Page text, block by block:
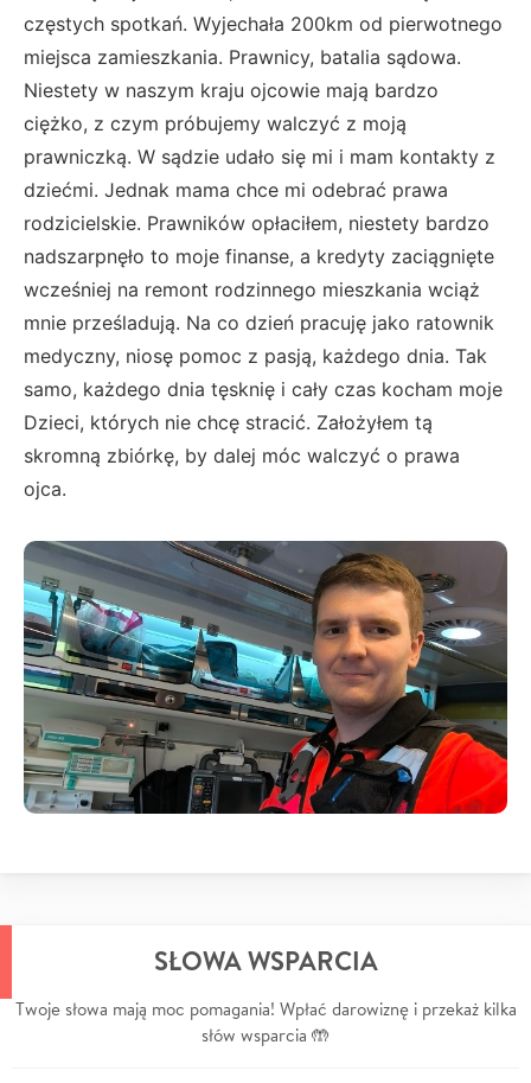
częstych spotkań. Wyjechała 200km od pierwotnego
miejsca zamieszkania. Prawnicy, batalia sądowa.
Niestety w naszym kraju ojcowie mają bardzo
ciężko, z czym próbujemy walczyć z moją
prawniczką. W sądzie udało się mi i mam kontakty z
dziećmi. Jednak mama chce mi odebrać prawa
rodzicielskie. Prawników opłaciłem, niestety bardzo
nadszarpnęło to moje finanse, a kredyty zaciągnięte
wcześniej na remont rodzinnego mieszkania wciąż
mnie prześladują. Na co dzień pracuję jako ratownik
medyczny, niosę pomoc z pasją, każdego dnia. Tak
samo, każdego dnia tęsknię i cały czas kocham moje
Dzieci, których nie chcę stracić. Założyłem tą
skromną zbiórkę, by dalej móc walczyć o prawa
ojca.
SŁOWA WSPARCIA
Twoje słowa mają moc pomagania! Wpłać darowiznę i przekaż kilka
słów wsparcia 🤲